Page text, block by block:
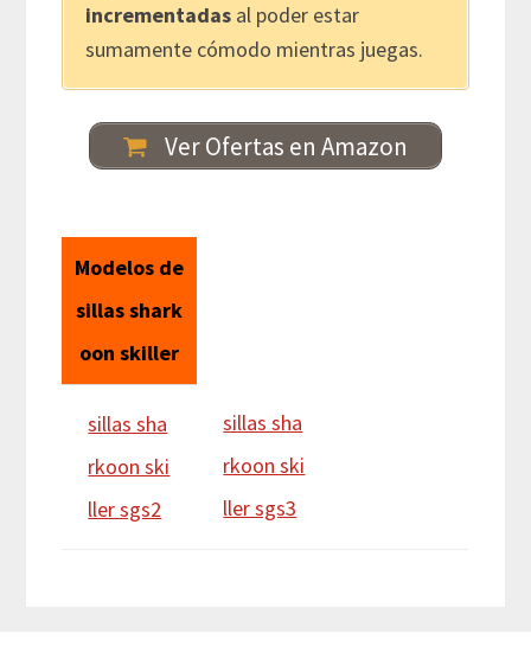
incrementadas al poder estar
sumamente cómodo mientras juegas.
Ver Ofertas en Amazon
Modelos de
sillas shark
oon skiller
sillas sha
rkoon ski
ller sgs2
sillas sha
rkoon ski
ller sgs3